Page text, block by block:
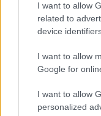
I want to allow
related to
device
I want to allow
Google for
I want to allow
personalized
bábaasszony
Ponton –
•2012.
Menj innen, te